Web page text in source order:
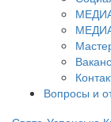
Вопросы и
трансляция |